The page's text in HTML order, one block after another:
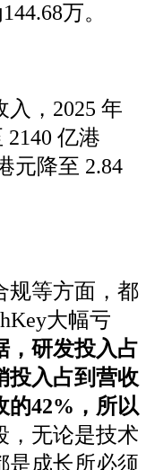
万。
，2025 年
2140 亿港
元降至 2.84
规等方面，都
大幅亏
，研发投入占
投入占到营收
的42%，所以
，无论是技术
是成长所必须